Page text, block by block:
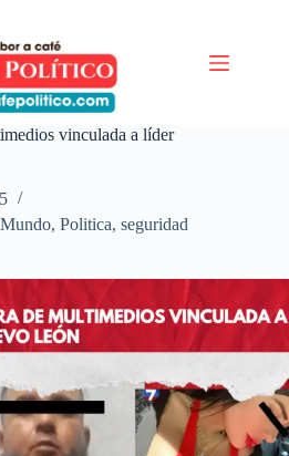
vinculada a líder
Mundo, Politica, seguridad